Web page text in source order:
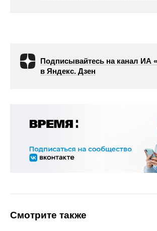
Подписывайтесь на канал ИА
в Яндекс. Дзен
Смотрите также